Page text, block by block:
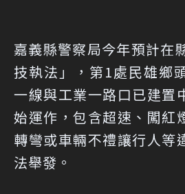
嘉義縣警察局今年預計在
技執法」，第1處民雄鄉
一線與工業一路口已建置
始運作，包含超速、闖紅
轉彎或車輛不禮讓行人等
法舉發。